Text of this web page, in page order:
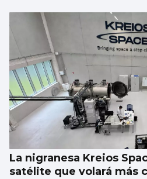
La nigranesa Kreios
satélite que volará más